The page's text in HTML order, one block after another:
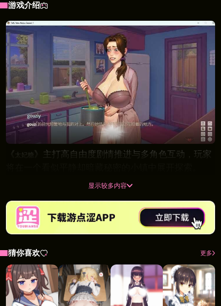
游戏介绍
《 太妃糖 》主打高自由度剧情推进与多角色互动，玩家
显示较多内容
猜你喜欢 更多